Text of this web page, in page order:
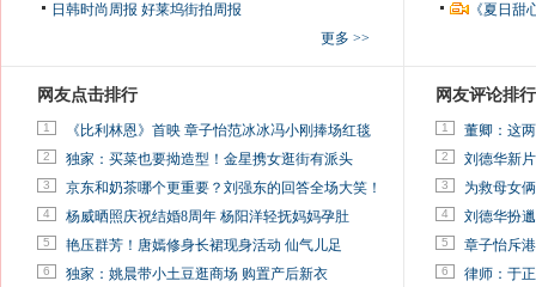
日韩时尚周报 好莱坞街拍周报
更多 >>
《夏日
网友点击排行
1 《比利林恩》首映 章子怡范冰冰冯小刚捧场红毯
2 独家：买菜也要拗造型！金星携女逛街有派头
3 京东和奶茶哪个更重要？刘强东的回答全场大笑！
4 杨威晒照庆祝结婚8周年 杨阳洋轻抚妈妈孕肚
5 艳压群芳！唐嫣修身长裙现身活动 仙气儿足
6 独家：姚晨带小土豆逛商场 购置产后新衣
网友评论排行
1 董卿：这
2 刘德华新
3 为救母女
4 刘德华扮
5 章子怡斥
6 律师：于